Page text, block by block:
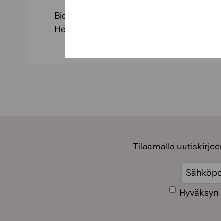
BioComb Tapetinpoistoaine on
Helpottaa ja nopeuttaa
Tilaamalla
Suostumus